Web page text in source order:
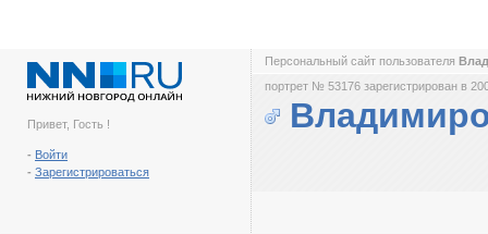
Привет, Гость !
- Войти
- Зарегистрироваться
Персональный сайт пользователя
портрет № 53176 зарегистрирован в